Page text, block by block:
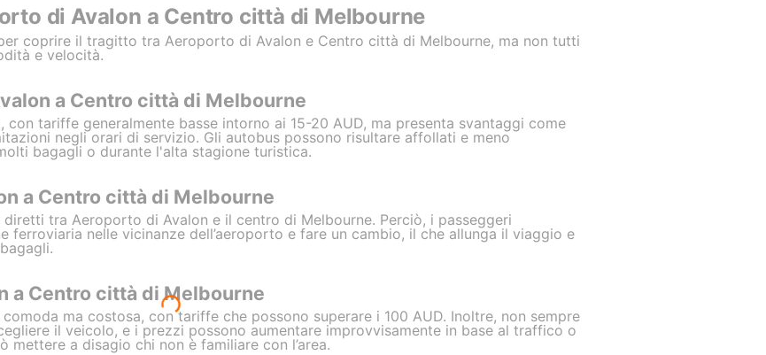
di Avalon a Centro città di Melbourne
coprire il tragitto tra Aeroporto di Avalon e Centro città di Melbourne, ma non tutti
e velocità.
a Centro città di Melbourne
tariffe generalmente basse intorno ai 15-20 AUD, ma presenta svantaggi come
negli orari di servizio. Gli autobus possono risultare affollati e meno
bagagli o durante l'alta stagione turistica.
a Centro città di Melbourne
tra Aeroporto di Avalon e il centro di Melbourne. Perciò, i passeggeri
ferroviaria nelle vicinanze dell’aeroporto e fare un cambio, il che allunga il viaggio e
a Centro città di Melbourne
ma costosa, con tariffe che possono superare i 100 AUD. Inoltre, non sempre
il veicolo, e i prezzi possono aumentare improvvisamente in base al traffico o
a disagio chi non è familiare con l’area.